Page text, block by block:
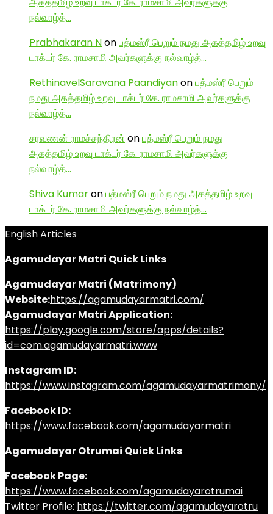
நல்வாழ்த்…
Prabhakaran Nonபத்மஸ்ரீ பெறும் நமது அகத்தமிழ் உறவு
டாக்டர் கே. ராமசாமி அவர்களுக்கு நல்வாழ்த்…
RethinavelSaravana Paandiyanonபத்மஸ்ரீ பெறும்
நமது அகத்தமிழ் உறவு டாக்டர் கே. ராமசாமி அவர்களுக்கு
நல்வாழ்த்…
சரவணன் ராமச்சந்திரன் onபத்மஸ்ரீ பெறும் நமது
அகத்தமிழ் உறவு டாக்டர் கே. ராமசாமி அவர்களுக்கு
நல்வாழ்த்…
Shiva Kumaronபத்மஸ்ரீ பெறும் நமது அகத்தமிழ் உறவு
டாக்டர் கே. ராமசாமி அவர்களுக்கு நல்வாழ்த்…
English Articles
Agamudayar Matri Quick Links
Agamudayar Matri (Matrimony)
Website:https://agamudayarmatri.com/
Agamudayar Matri Application:
https://play.google.com/store/apps/details?
id=com.agamudayarmatri.www
Instagram ID:
https://www.instagram.com/agamudayarmatrimony/
Facebook ID:
https://www.facebook.com/agamudayarmatri
Agamudayar Otrumai Quick Links
Facebook Page:
https://www.facebook.com/agamudayarotrumai
Twitter Profile: https://twitter.com/agamudayarotru